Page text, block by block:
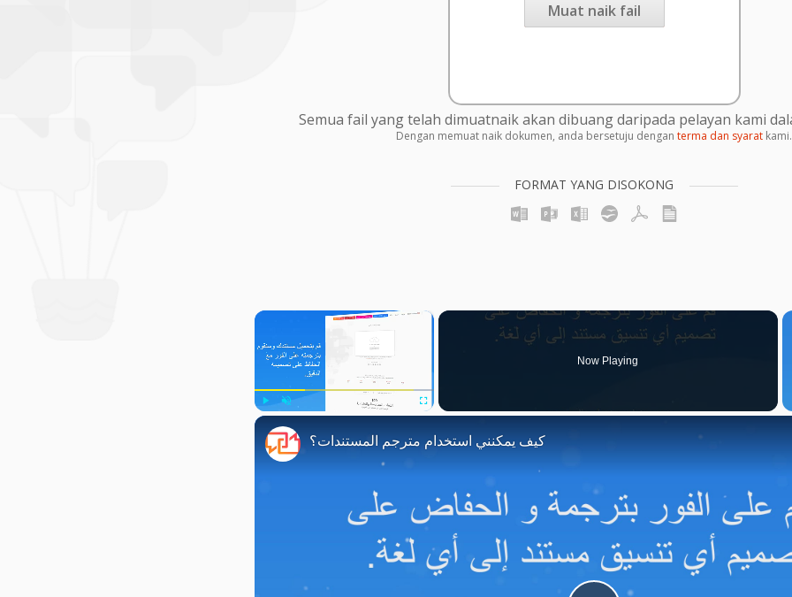
Muat naik fail
Semua fail yang telah dimuatnaik akan dibuang daripada pelayan kami
Dengan memuat naik dokumen, anda bersetuju dengan terma dan syarat kami.
FORMAT YANG DISOKONG
×
Now Playing
كيف يمكنني استخدام مترجم المستندات؟